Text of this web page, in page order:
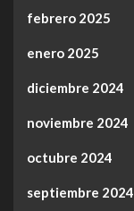
febrero 2025
enero 2025
diciembre 2024
noviembre 2024
octubre 2024
septiembre 2024